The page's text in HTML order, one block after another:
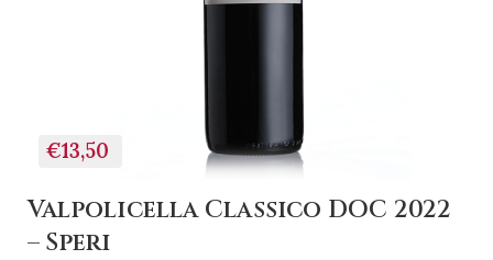
€13,50
Valpolicella Classico DOC 2022
– Speri